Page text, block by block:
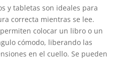
y tabletas son ideales para
correcta mientras se lee.
colocar un libro o un
cómodo, liberando las
en el cuello. Se pueden